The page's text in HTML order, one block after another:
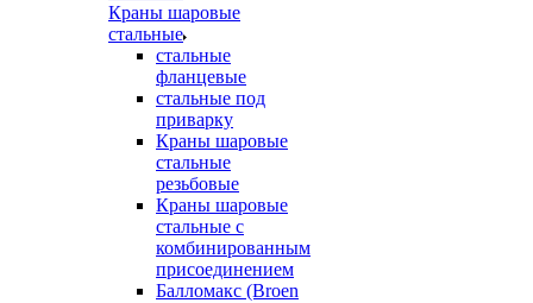
Краны шаровые
стальные
стальные
фланцевые
стальные под
приварку
Краны шаровые
стальные
резьбовые
Краны шаровые
стальные с
комбинированным
присоединением
Балломакс (Broen